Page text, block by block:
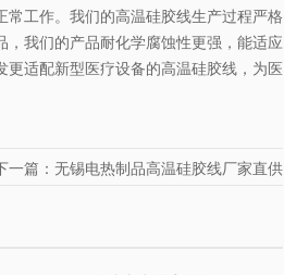
工作。我们的高温硅胶线生产过程严格
我们的产品耐化学腐蚀性更强，能适应
适配新型医疗设备的高温硅胶线，为医
一篇：无锡电热制品高温硅胶线厂家直供